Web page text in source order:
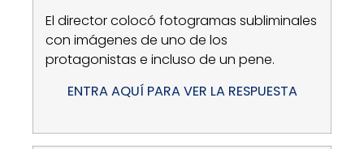
El director colocó fotogramas subliminales
con imágenes de uno de los
protagonistas e incluso de un pene.
ENTRA AQUÍ PARA VER LA RESPUESTA